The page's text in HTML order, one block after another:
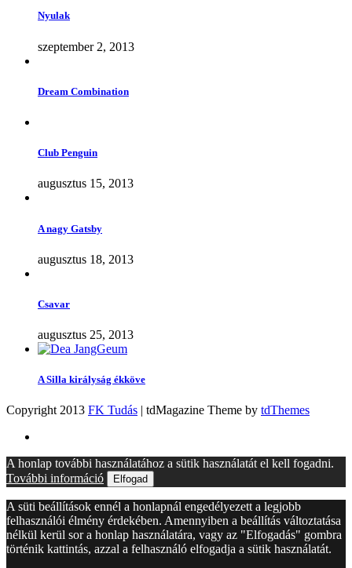
Nyulak
szeptember 2, 2013
Dream Combination
Club Penguin
augusztus 15, 2013
A nagy Gatsby
augusztus 18, 2013
Csavar
augusztus 25, 2013
A Silla királyság ékköve
Copyright 2013 FK Tudás | tdMagazine Theme by tdThemes
A honlap további használatához a sütik használatát el kell fogadni.
További információ
Elfogad
A süti beállítások ennél a honlapnál engedélyezett a legjobb
felhasználói élmény érdekében. Amennyiben a beállítás változtatása
nélkül kerül sor a honlap használatára, vagy az "Elfogadás" gombra
történik kattintás, azzal a felhasználó elfogadja a sütik használatát.